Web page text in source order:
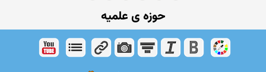
حوزه ی علمیه